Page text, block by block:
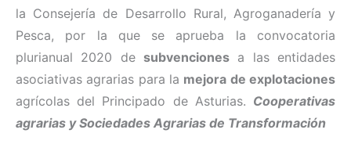
la Consejería de Desarrollo Rural, Agroganadería y
Pesca, por la que se aprueba la convocatoria
plurianual 2020 de subvenciones a las entidades
asociativas agrarias para la mejora de explotaciones
agrícolas del Principado de Asturias. Cooperativas
agrarias y Sociedades Agrarias de Transformación